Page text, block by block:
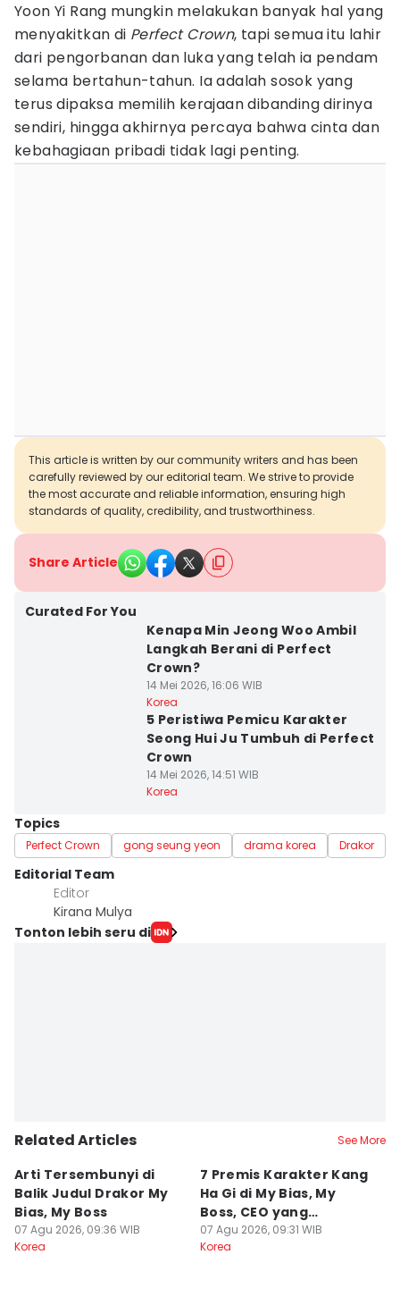
Yoon Yi Rang mungkin melakukan banyak hal yang
menyakitkan di Perfect Crown, tapi semua itu lahir
dari pengorbanan dan luka yang telah ia pendam
selama bertahun-tahun. Ia adalah sosok yang
terus dipaksa memilih kerajaan dibanding dirinya
sendiri, hingga akhirnya percaya bahwa cinta dan
kebahagiaan pribadi tidak lagi penting.
This article is written by our community writers and has been
carefully reviewed by our editorial team. We strive to provide
the most accurate and reliable information, ensuring high
standards of quality, credibility, and trustworthiness.
Share Article
Curated For You
Kenapa Min Jeong Woo Ambil
Langkah Berani di Perfect
Crown?
14 Mei 2026, 16:06 WIB
Korea
5 Peristiwa Pemicu Karakter
Seong Hui Ju Tumbuh di Perfect
Crown
14 Mei 2026, 14:51 WIB
Korea
Topics
Perfect Crown gong seung yeon drama korea Drakor
Editorial Team
Editor
Kirana Mulya
Tonton lebih seru di
Related Articles See More
Arti Tersembunyi di
Balik Judul Drakor My
Bias, My Boss
07 Agu 2026, 09:36 WIB
Korea
7 Premis Karakter Kang
Ha Gi di My Bias, My
Boss, CEO yang
Ambisius
07 Agu 2026, 09:31 WIB
Korea